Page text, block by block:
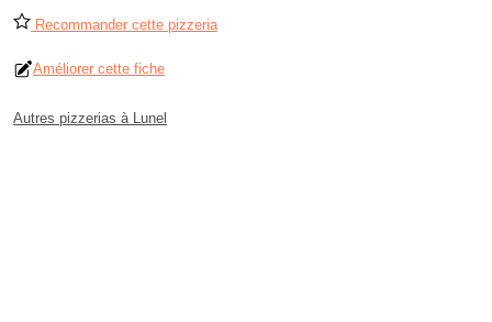
Recommander cette pizzeria
Améliorer cette fiche
Autres pizzerias à Lunel